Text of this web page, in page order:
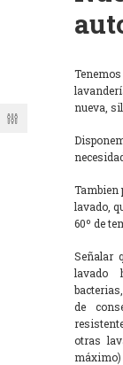
nueva,
Tambien
lavado,
60º de
Señalar
lavado
de
otras
máximo)